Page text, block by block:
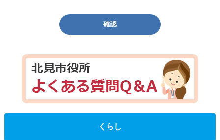
確認
くらし